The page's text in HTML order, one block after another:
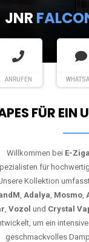
JNR
ANRUFEN
FÜR EIN
Willkommen bei E-
für
Kollektion
, Adalya, Mosmo,
, Vozol und Crystal
um ein
geschmackvolles